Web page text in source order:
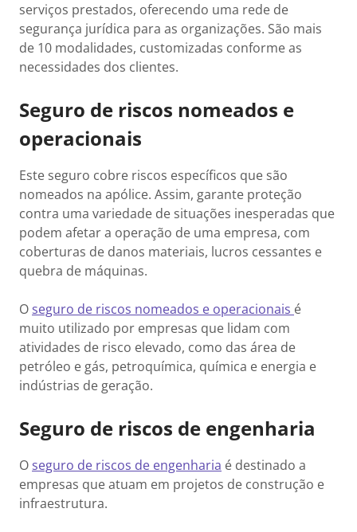
serviços prestados, oferecendo uma rede de
segurança jurídica para as organizações. São mais
de 10 modalidades, customizadas conforme as
necessidades dos clientes.
Seguro de riscos nomeados e
operacionais
Este seguro cobre riscos específicos que são
nomeados na apólice. Assim, garante proteção
contra uma variedade de situações inesperadas que
podem afetar a operação de uma empresa, com
coberturas de danos materiais, lucros cessantes e
quebra de máquinas.
Oseguro de riscos nomeados e operacionais é
muito utilizado por empresas que lidam com
atividades de risco elevado, como das área de
petróleo e gás, petroquímica, química e energia e
indústrias de geração.
Seguro de riscos de engenharia
Oseguro de riscos de engenharia é destinado a
empresas que atuam em projetos de construção e
infraestrutura.